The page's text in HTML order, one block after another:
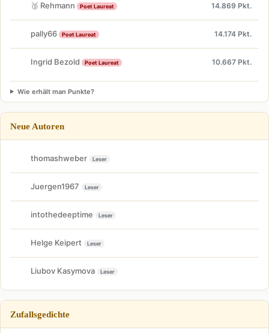
🥉 Rehmann Poet Laureat 14.869 Pkt.
pally66 Poet Laureat 14.174 Pkt.
Ingrid Bezold Poet Laureat 10.667 Pkt.
Wie erhält man Punkte?
Neue Autoren
thomashweber Leser
Juergen1967 Leser
intothedeeptime Leser
Helge Keipert Leser
Liubov Kasymova Leser
Zufallsgedichte